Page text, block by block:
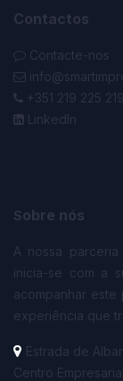
Contactos
Contacte-nos
+351 219 225 219
LinkedIn
Sobre nós
A nossa
inicia-se com a
acompanhar
experiência que
Estrada de
Centro